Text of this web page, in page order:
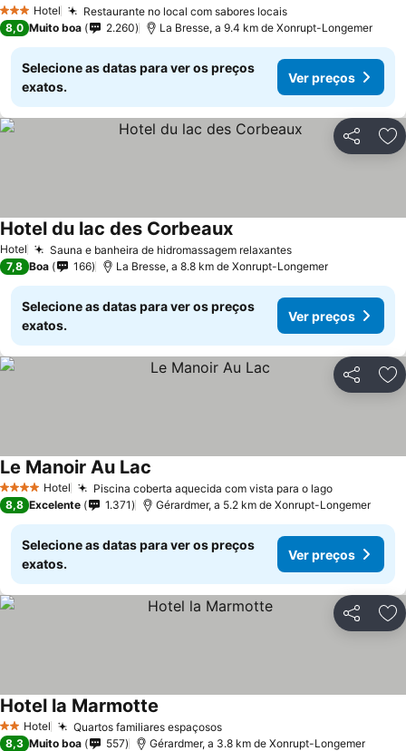
3 EstrelasHotel Restaurante no local com sabores locaisVer preços
8,0 Muito boa 2.260 La Bresse, a 9.4 km de Xonrupt-Longemer
Selecione as datas para ver os preços
exatos.
Ver preços
Partilhar
Hotel Sauna e banheira de hidromassagem relaxantesVer preços
Hotel du lac des CorbeauxVer preços
7,8 Boa 166 La Bresse, a 8.8 km de Xonrupt-Longemer
Selecione as datas para ver os preços
exatos.
Ver preços
Partilhar
4 EstrelasHotel Piscina coberta aquecida com vista para o lagoVer preços
Le Manoir Au Lac
8,8 Excelente 1.371 Gérardmer, a 5.2 km de Xonrupt-Longemer
Selecione as datas para ver os preços
exatos.
Ver preços
Partilhar
2 Estrelas
Hotel Quartos familiares espaçososVer preços
Hotel la Marmotte
8,3 Muito boa 557 Gérardmer, a 3.8 km de Xonrupt-Longemer